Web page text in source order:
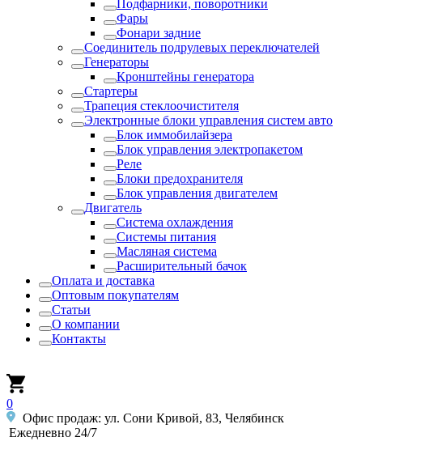
Подфарники, поворотники
Фары
Фонари задние
Соединитель подрулевых переключателей
Генераторы
Кронштейны генератора
Стартеры
Трапеция стеклоочистителя
Электронные блоки управления систем авто
Блок иммобилайзера
Блок управления электропакетом
Реле
Блоки предохранителя
Блок управления двигателем
Двигатель
Система охлаждения
Системы питания
Масляная система
Расширительный бачок
Оплата и доставка
Оптовым покупателям
Статьи
О компании
Контакты
0
Офис продаж: ул. Сони Кривой, 83, Челябинск
Ежедневно 24/7